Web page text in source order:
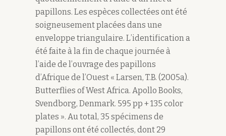
papillons. Les espèces collectées ont été
soigneusement placées dans une
enveloppe triangulaire. L’identification a
été faite à la fin de chaque journée à
l’aide de l’ouvrage des papillons
d’Afrique de l’Ouest « Larsen, T.B. (2005a).
Butterflies of West Africa. Apollo Books,
Svendborg, Denmark. 595 pp + 135 color
plates ». Au total, 35 spécimens de
papillons ont été collectés, dont 29